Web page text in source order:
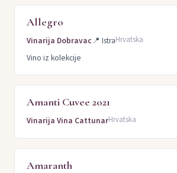
Allegro
Vinarija Dobravac📍 IstraHrvatska
Vino iz kolekcije
Amanti Cuvee 2021
Vinarija Vina CattunarHrvatska
Amaranth